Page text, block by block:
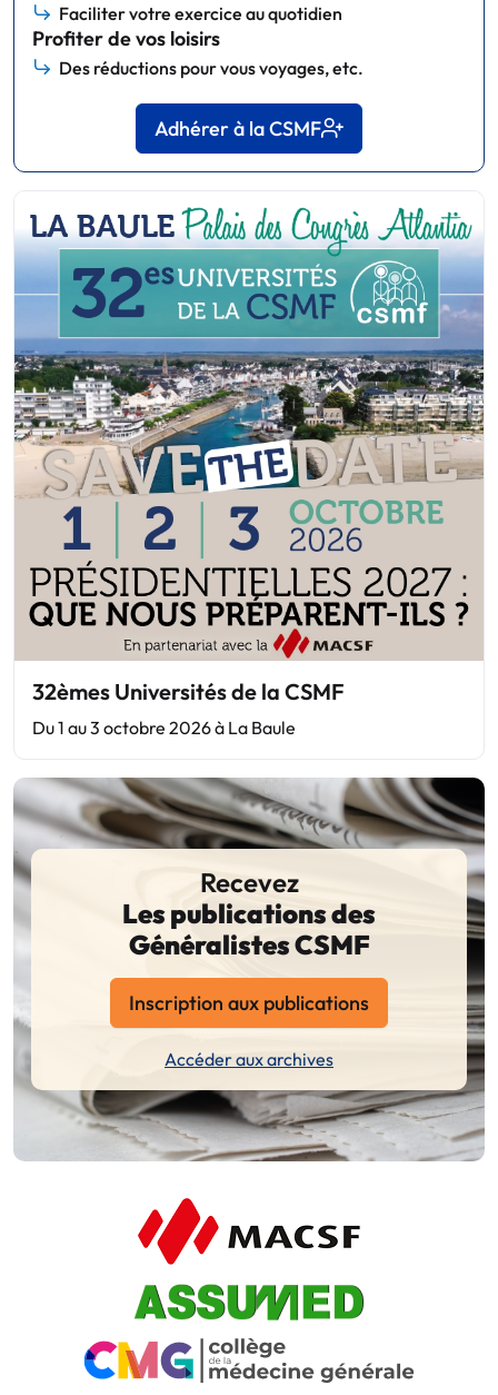
Faciliter votre exercice au quotidien
Profiter de vos loisirs
Des réductions pour vous voyages, etc.
Adhérer à la CSMF
32èmes Universités de la CSMF
Du 1 au 3 octobre 2026 à La Baule
Recevez
Les publications des
Généralistes CSMF
Inscription aux publications
Accéder aux archives